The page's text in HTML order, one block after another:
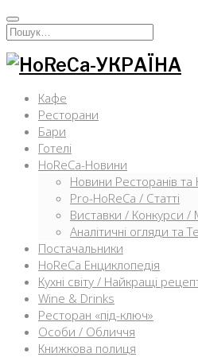
Перейти
кИскать:
Кафе
Ресторани
Бари
Готелі
HoReCa-Новини
Новини Ресторанів та
Pro-HoReCa / Статті
Виставки / Конкурси /
Аналітичні огляди та
Постачальники
HoReCa Енциклопедія
Кухні світу / Найкращі
Wine & Drinks
Ресторан «під-ключ»
Особи / Обличчя
Книжкова полиця